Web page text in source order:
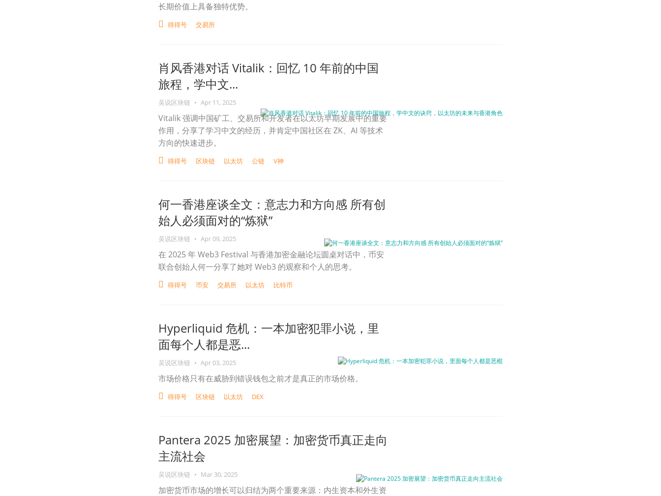
长期价值上具备独特优势。
得得号 交易所
肖风香港对话 Vitalik：回忆 10 年前的中国
旅程，学中文...
吴说区块链 • Apr 11, 2025
Vitalik 强调中国矿工、交易所和开发者在以太坊早期发展中的重要
作用，分享了学习中文的经历，并肯定中国社区在 ZK、AI 等技术
方向的快速进步。
得得号 区块链 以太坊 公链 V神
何一香港座谈全文：意志力和方向感 所有创
始人必须面对的“炼狱”
吴说区块链 • Apr 09, 2025
在 2025 年 Web3 Festival 与香港加密金融论坛圆桌对话中，币安
联合创始人何一分享了她对 Web3 的观察和个人的思考。
得得号 币安 交易所 以太坊 比特币
Hyperliquid 危机：一本加密犯罪小说，里
面每个人都是恶...
吴说区块链 • Apr 03, 2025
市场价格只有在威胁到错误钱包之前才是真正的市场价格。
得得号 区块链 以太坊 DEX
Pantera 2025 加密展望：加密货币真正走向
主流社会
吴说区块链 • Mar 30, 2025
加密货币市场的增长可以归结为两个重要来源：内生资本和外生资